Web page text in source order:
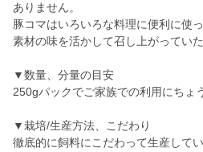
ありません。
豚コマはいろいろな料理に便利に使
素材の味を活かして召し上がってい
▼数量、分量の目安
250gパックでご家族での利用にちょ
▼栽培/生産方法、こだわり
徹底的に飼料にこだわって生産して